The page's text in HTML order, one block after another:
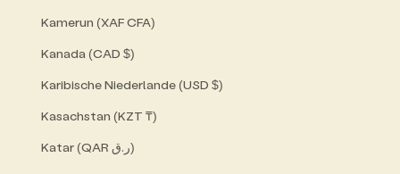
Kamerun (XAF CFA)
Kanada (CAD $)
Karibische Niederlande (USD $)
Kasachstan (KZT ₸)
Katar (QAR ر.ق)